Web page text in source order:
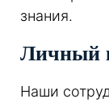
знания.
Личный
Наши